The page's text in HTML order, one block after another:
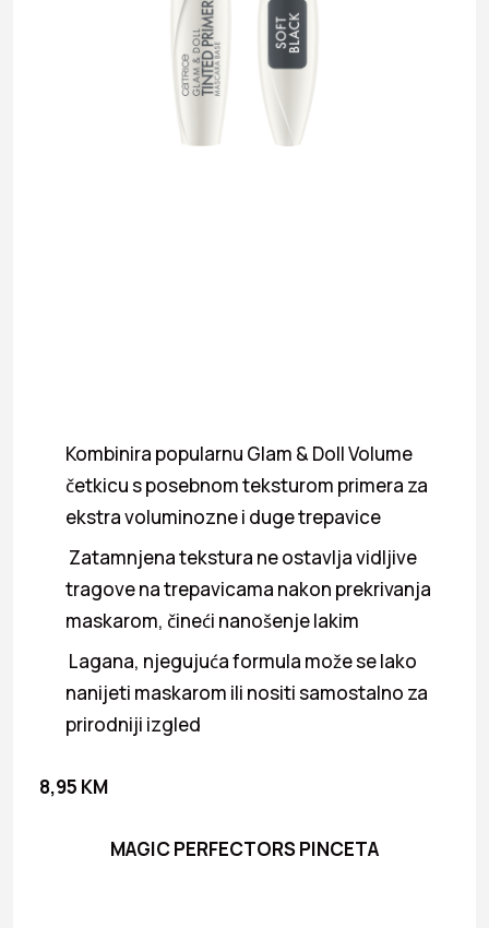
Kombinira popularnu Glam & Doll Volume
četkicu s posebnom teksturom primera za
ekstra voluminozne i duge trepavice
Zatamnjena tekstura ne ostavlja vidljive
tragove na trepavicama nakon prekrivanja
maskarom, čineći nanošenje lakim
Lagana, njegujuća formula može se lako
nanijeti maskarom ili nositi samostalno za
prirodniji izgled
8,95 KM
MAGIC PERFECTORS PINCETA